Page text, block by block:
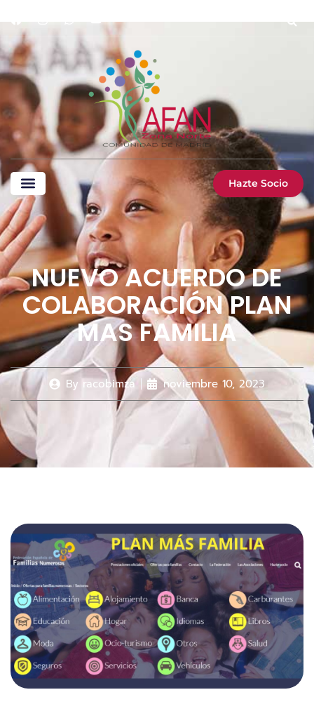
Hazte Socio
NUEVO ACUERDO DE
COLABORACIÓN PLAN
MAS FAMILIA
By racobimza noviembre 10, 2023